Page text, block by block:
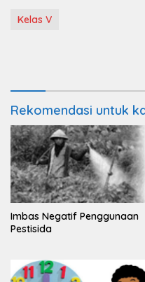
Kelas V
Rekomendasi untuk
Imbas Negatif Penggunaan
Pestisida